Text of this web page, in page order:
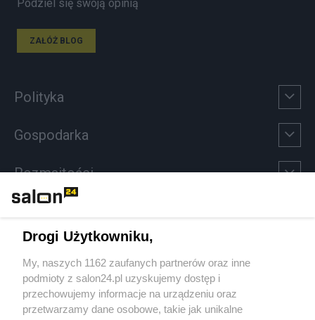
Podziel się swoją opinią
ZAŁÓŻ BLOG
Polityka
Gospodarka
Rozmaitości
Sport
Społeczeństwo
Drogi Użytkowniku,
My, naszych 1162 zaufanych partnerów oraz inne
podmioty z salon24.pl uzyskujemy dostęp i
przechowujemy informacje na urządzeniu oraz
przetwarzamy dane osobowe, takie jak unikalne